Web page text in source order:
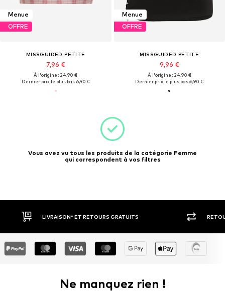
Menue
OFFRE
MISSGUIDED PETITE
7,96 €
À l'origine : 24,90 €
Dernier prix le plus bas :6,90 €
Menue
OFFRE
MISSGUIDED PETITE
9,96 €
À l'origine : 24,90 €
Dernier prix le plus bas :6,90 €
Vous avez vu tous les produits de la catégorie Femme
qui correspondent à vos filtres
LIVRAISON* ET RETOURS GRATUITS
Ne manquez rien !